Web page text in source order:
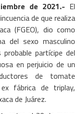
de 2021.- El
de que realiza
(FGEO), dio como
del sexo masculino
partícipe del
en perjuicio de un
de tomate
fábrica de triplay,
de Juárez.